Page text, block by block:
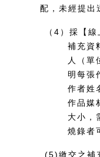
配，未經提出
（4）採【線上
補充資
人（單
明每張
作者姓
作品媒
大小，
燒錄者
(5)繳交之補充